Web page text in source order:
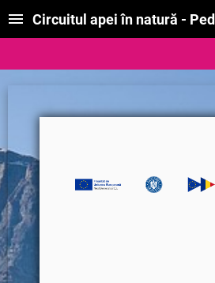
Circuitul apei în natură -